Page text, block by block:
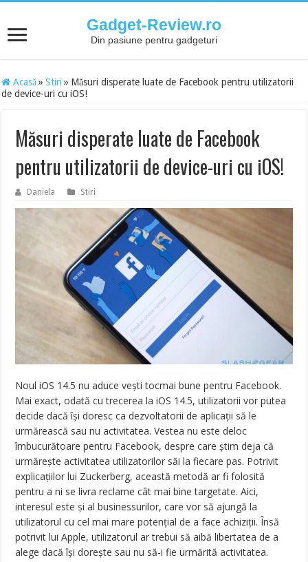
Gadget-Review.ro
Din pasiune pentru gadgeturi
Acasă » Stiri » Măsuri disperate luate de Facebook pentru utilizatorii
de device-uri cu iOS!
Măsuri disperate luate de Facebook
pentru utilizatorii de device-uri cu iOS!
Daniela Stiri
Noul iOS 14.5 nu aduce vești tocmai bune pentru Facebook.
Mai exact, odată cu trecerea la iOS 14.5, utilizatorii vor putea
decide dacă își doresc ca dezvoltatorii de aplicații să le
urmărească sau nu activitatea. Vestea nu este deloc
îmbucurătoare pentru Facebook, despre care știm deja că
urmărește activitatea utilizatorilor săi la fiecare pas. Potrivit
explicațiilor lui Zuckerberg, această metodă ar fi folosită
pentru a ni se livra reclame cât mai bine targetate. Aici,
interesul este și al businessurilor, care vor să ajungă la
utilizatorul cu cel mai mare potențial de a face achiziții. Însă
potrivit lui Apple, utilizatorul ar trebui să aibă libertatea de a
alege dacă își dorește sau nu să-i fie urmărită activitatea.